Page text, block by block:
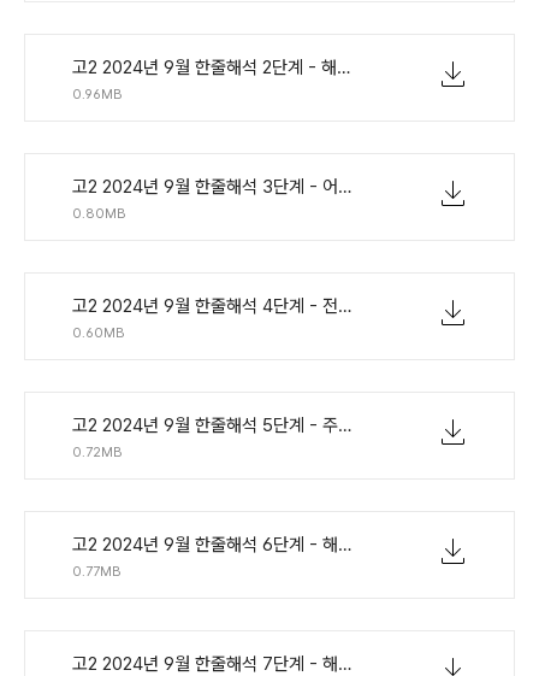
고2 2024년 9월 한줄해석 2단계 - 해석확인 단어빈칸.pdf
0.96MB
고2 2024년 9월 한줄해석 3단계 - 어법단어해석빈칸.pdf
0.80MB
고2 2024년 9월 한줄해석 4단계 - 전체해석주제확인.pdf
0.60MB
고2 2024년 9월 한줄해석 5단계 - 주요문장어법해석쓰기.pdf
0.72MB
고2 2024년 9월 한줄해석 6단계 - 해석참고빈칸.pdf
0.77MB
고2 2024년 9월 한줄해석 7단계 - 해석없이빈칸.pdf